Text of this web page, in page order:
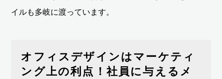
イルも多岐に渡っています。
オフィスデザインはマーケティ
ング上の利点！社員に与えるメ